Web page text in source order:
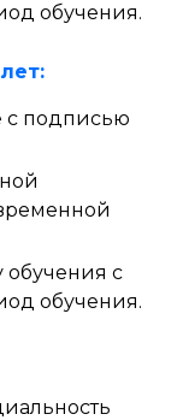
обучения.
с подписью
обучения с
обучения.